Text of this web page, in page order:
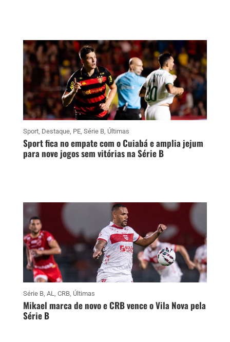
Sport, Destaque, PE, Série B, Últimas
Sport fica no empate com o Cuiabá e amplia jejum
para nove jogos sem vitórias na Série B
Série B, AL, CRB, Últimas
Mikael marca de novo e CRB vence o Vila Nova pela
Série B